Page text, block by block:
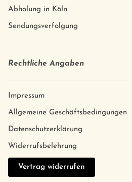
Abholung in Köln
Sendungsverfolgung
Rechtliche Angaben
Impressum
Allgemeine Geschäftsbedingungen
Datenschutzerklärung
Widerrufsbelehrung
Vertrag widerrufen